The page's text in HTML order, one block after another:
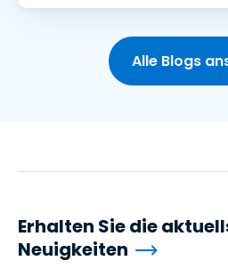
Alle Blogs
Erhalten Sie die
Neuigkeiten